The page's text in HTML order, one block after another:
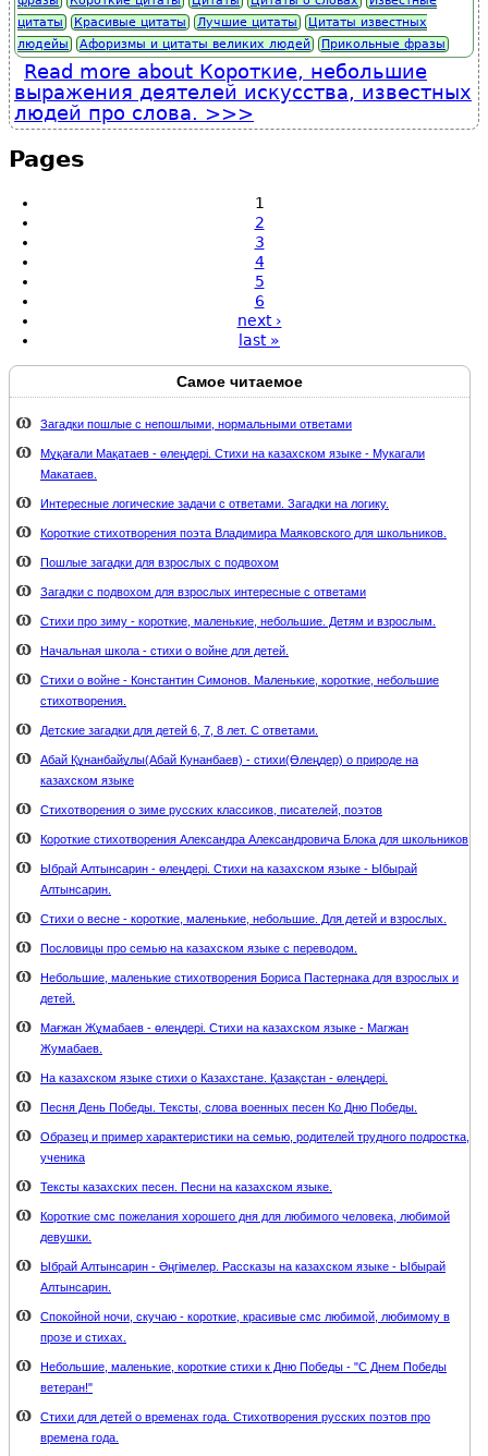
цитаты
Красивые цитаты Лучшие цитаты
Цитаты известных
людейы
Афоризмы и цитаты великих людей Прикольные фразы
Read more about Короткие, небольшие
выражения деятелей искусства, известных
людей про слова.
Pages
1
2
3
4
5
6
next ›
last »
Самое читаемое
Загадки пошлые с непошлыми, нормальными ответами
Мұқағали Мақатаев - өлеңдері. Стихи на казахском языке - Мукагали
Макатаев.
Интересные логические задачи с ответами. Загадки на логику.
Короткие стихотворения поэта Владимира Маяковского для школьников.
Пошлые загадки для взрослых с подвохом
Загадки с подвохом для взрослых интересные с ответами
Стихи про зиму - короткие, маленькие, небольшие. Детям и взрослым.
Начальная школа - стихи о войне для детей.
Стихи о войне - Константин Симонов. Маленькие, короткие, небольшие
стихотворения.
Детские загадки для детей 6, 7, 8 лет. С ответами.
Абай Құнанбайұлы(Абай Кунанбаев) - стихи(Өлеңдер) о природе на
казахском языке
Стихотворения о зиме русских классиков, писателей, поэтов
Короткие стихотворения Александра Александровича Блока для школьников
Ыбрай Алтынсарин - өлеңдері. Стихи на казахском языке - Ыбырай
Алтынсарин.
Стихи о весне - короткие, маленькие, небольшие. Для детей и взрослых.
Пословицы про семью на казахском языке с переводом.
Небольшие, маленькие стихотворения Бориса Пастернака для взрослых и
детей.
Мағжан Жұмабаев - өлеңдері. Стихи на казахском языке - Магжан
Жумабаев.
На казахском языке стихи о Казахстане. Қазақстан - өлеңдері.
Песня День Победы. Тексты, слова военных песен Ко Дню Победы.
Образец и пример характеристики на семью, родителей трудного подростка,
ученика
Тексты казахских песен. Песни на казахском языке.
Короткие смс пожелания хорошего дня для любимого человека, любимой
девушки.
Ыбрай Алтынсарин - Әңгімелер. Рассказы на казахском языке - Ыбырай
Алтынсарин.
Спокойной ночи, скучаю - короткие, красивые смс любимой, любимому в
прозе и стихах.
Небольшие, маленькие, короткие стихи к Дню Победы - "С Днем Победы
ветеран!"
Стихи для детей о временах года. Стихотворения русских поэтов про
времена года.